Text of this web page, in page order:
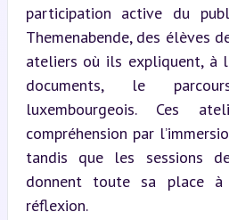
participation active du
Themenabende, des élèves
ateliers où ils expliquent, à
documents, le
luxembourgeois. Ces
compréhension par
tandis que les sessions
donnent toute sa place
réflexion.